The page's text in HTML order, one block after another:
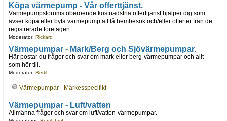
Köpa värmepump - Vår offerttjänst.
Värmepumpsforums oberoende kostnadsfria offerttjänst hjälper dig som
avser köpa eller byta värmepump att få hembesök och/eller offerter från de
registrerade företagen.
Moderator: Rickard
Värmepumpar - Mark/Berg och Sjövärmepumpar.
Här postar du frågor och svar om mark eller berg-värmepumpar och allt
som hör till.
Moderator: Bertil
Värmepumpar - Märkesspecifikt
Värmepumpar - Luft/vatten
Allmänna frågor och svar om luft/vatten-värmepumpar.